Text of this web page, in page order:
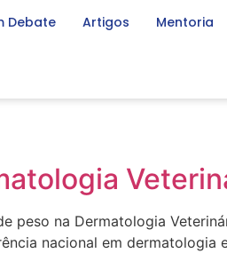
Debate Artigos Mentoria
peso na Dermatologia
nacional em dermatologia